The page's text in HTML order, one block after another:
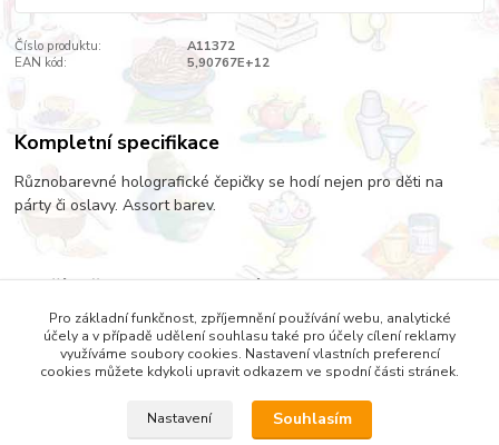
Číslo produktu:
A11372
EAN kód:
5,90767E+12
Kompletní specifikace
Různobarevné holografické čepičky se hodí nejen pro děti na
párty či oslavy. Assort barev.
Zboží zařazeno v kategoriích
PARTY
Copyright © 2022 DOMESTICUS - VŠE PRO DŮM, BYT A
Pro základní funkčnost, zpříjemnění používání webu, analytické
účely a v případě udělení souhlasu také pro účely cílení reklamy
využíváme soubory cookies. Nastavení vlastních preferencí
cookies můžete kdykoli upravit odkazem ve spodní části stránek.
Nastavení Souhlasím